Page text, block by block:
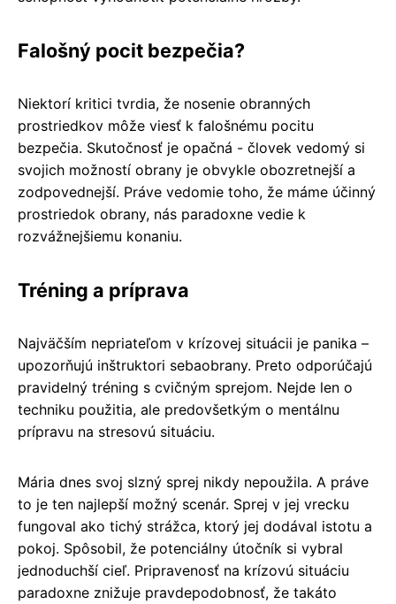
Falošný pocit bezpečia?
Niektorí kritici tvrdia, že nosenie obranných
prostriedkov môže viesť k falošnému pocitu
bezpečia. Skutočnosť je opačná - človek vedomý si
svojich možností obrany je obvykle obozretnejší a
zodpovednejší. Práve vedomie toho, že máme účinný
prostriedok obrany, nás paradoxne vedie k
rozvážnejšiemu konaniu.
Tréning a príprava
Najväčším nepriateľom v krízovej situácii je panika –
upozorňujú inštruktori sebaobrany. Preto odporúčajú
pravidelný tréning s cvičným sprejom. Nejde len o
techniku ​​použitia, ale predovšetkým o mentálnu
prípravu na stresovú situáciu.
Mária dnes svoj slzný sprej nikdy nepoužila. A práve
to je ten najlepší možný scenár. Sprej v jej vrecku
fungoval ako tichý strážca, ktorý jej dodával istotu a
pokoj. Spôsobil, že potenciálny útočník si vybral
jednoduchší cieľ. Pripravenosť na krízovú situáciu
paradoxne znižuje pravdepodobnosť, že takáto